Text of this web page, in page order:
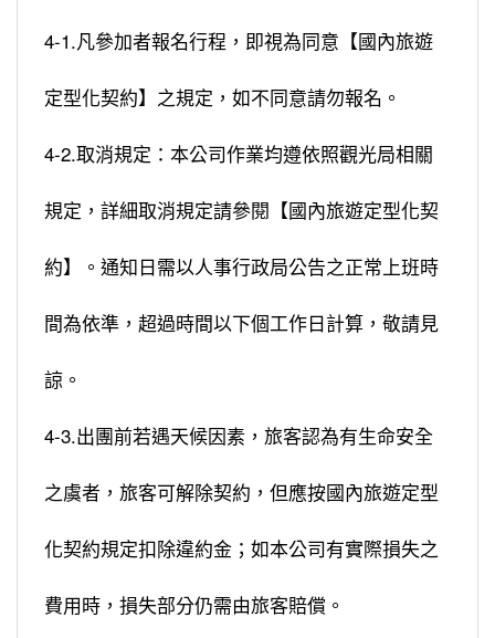
4-1.凡參加者報名行程，即視為同意【國內旅遊
定型化契約】之規定，如不同意請勿報名。
4-2.取消規定：本公司作業均遵依照觀光局相關
規定，詳細取消規定請參閱【國內旅遊定型化契
約】。通知日需以人事行政局公告之正常上班時
間為依準，超過時間以下個工作日計算，敬請見
諒。
4-3.出團前若遇天候因素，旅客認為有生命安全
之虞者，旅客可解除契約，但應按國內旅遊定型
化契約規定扣除違約金；如本公司有實際損失之
費用時，損失部分仍需由旅客賠償。